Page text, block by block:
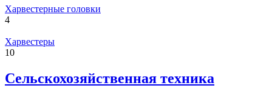
Харвестерные головки
4
Харвестеры
10
Сельскохозяйственная техника